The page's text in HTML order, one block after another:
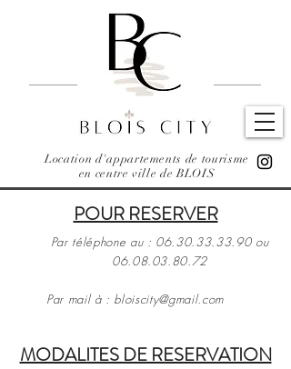
Location d'appartements de tourisme
en centre ville de BLOIS
POUR RESERVER
Par téléphone au : 06.30.33.33.90ou
06.08.03.80.72
Par mail à : bloiscity@gmail.com
MODALITES DE RESERVATION